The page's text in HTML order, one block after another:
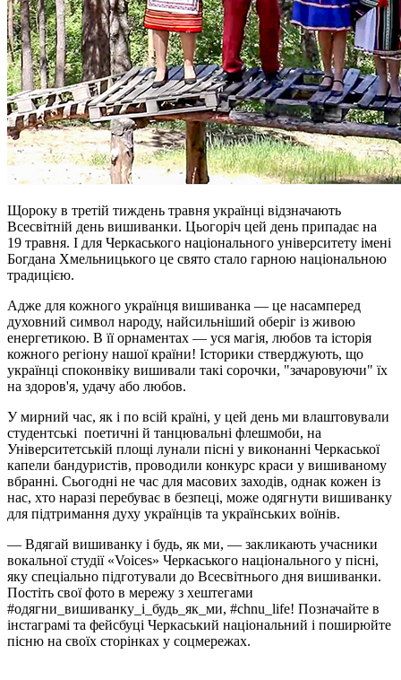
Щороку в третій тиждень травня українці відзначають
Всесвітній день вишиванки. Цьогоріч цей день припадає на
19 травня. І для Черкаського національного університету імені
Богдана Хмельницького це свято стало гарною національною
традицією.
Адже для кожного українця вишиванка — це насамперед
духовний символ народу, найсильніший оберіг із живою
енергетикою. В її орнаментах — уся магія, любов та історія
кожного регіону нашої країни! Історики стверджують, що
українці споконвіку вишивали такі сорочки, "зачаровуючи" їх
на здоров'я, удачу або любов.
У мирний час, як і по всій країні, у цей день ми влаштовували
студентські поетичні й танцювальні флешмоби, на
Університетській площі лунали пісні у виконанні Черкаської
капели бандуристів, проводили конкурс краси у вишиваному
вбранні. Сьогодні не час для масових заходів, однак кожен із
нас, хто наразі перебуває в безпеці, може одягнути вишиванку
для підтримання духу українців та українських воїнів.
— Вдягай вишиванку і будь, як ми, — закликають учасники
вокальної студії «Voices» Черкаського національного у пісні,
яку спеціально підготували до Всесвітнього дня вишиванки.
Постіть свої фото в мережу з хештегами
#одягни_вишиванку_і_будь_як_ми, #chnu_life! Позначайте в
інстаграмі та фейсбуці Черкаський національний і поширюйте
пісню на своїх сторінках у соцмережах.